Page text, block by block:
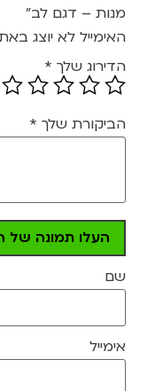
מנות – דגם לב”
האימייל לא יוצג
הדירוג שלך *
הביקורת שלך *
העלו תמונה של
שם
אימייל